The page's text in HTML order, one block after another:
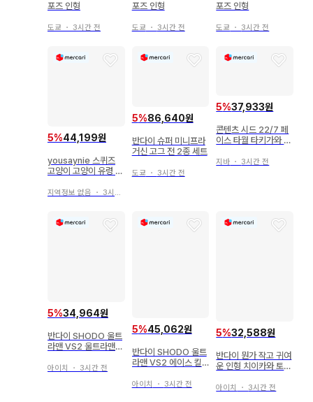
포즈 인형
도쿄 ・ 3시간 전
포즈 인형
도쿄 ・ 3시간 전
포즈 인형
도쿄 ・ 3시간 전
5%44,199원
yousaynie 스퀴즈
고양이 고양이 유령 초
지역정보 없음 ・ 3시간 전
5%86,640원
반다이 슈퍼 미니프라
거신 고그 전 2종 세트
도쿄 ・ 3시간 전
5%37,933원
콘텐츠 시드 22/7 페
이스 타월 타키가와 미
지바 ・ 3시간 전
5%34,964원
반다이 SHODO 울트
라맨 VS2 울트라맨
아이치 ・ 3시간 전
5%45,062원
반다이 SHODO 울트
라맨 VS2 에이스 킬
아이치 ・ 3시간 전
5%32,588원
반다이 뭔가 작고 귀여
운 인형 치이카와 토끼
아이치 ・ 3시간 전